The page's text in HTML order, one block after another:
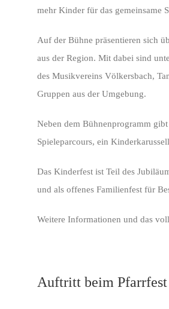
mehr Kinder für das gemeinsame
Auf der Bühne präsentieren sich
aus der Region. Mit dabei sind
des Musikvereins Völkersbach,
Gruppen aus der Umgebung.
Neben dem Bühnenprogramm
Spieleparcours, ein
Das Kinderfest ist Teil des
und als offenes Familienfest für
Weitere Informationen und das
Auftritt beim Pfarrfest